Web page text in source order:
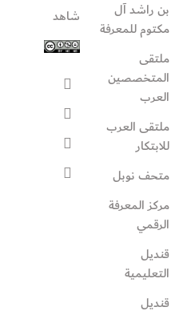
بن راشد آل
مكتوم للمعرفة
ملتقى
المتخصصين
العرب
ملتقى العرب
للابتكار
متحف نوبل
مركز المعرفة
الرقمي
قنديل
التعليمية
قنديل
شاهد